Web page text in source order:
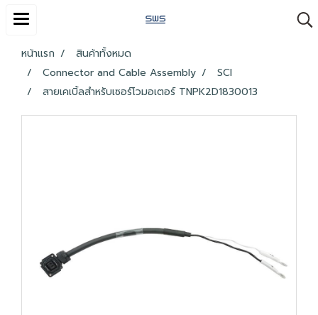
หน้าแรก
สินค้าทั้งหมด
Connector and Cable Assembly
SCI
สายเคเบิ้ลสำหรับเซอร์โวมอเตอร์ TNPK2D1830013